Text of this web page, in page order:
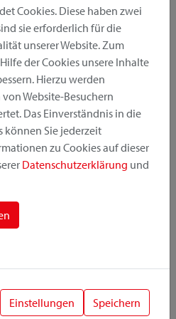
Cookies. Diese haben zwei
sie erforderlich für die
unserer Website. Zum
der Cookies unsere Inhalte
Hierzu werden
Website-Besuchern
Das Einverständnis in die
können Sie jederzeit
zu Cookies auf dieser
Datenschutzerklärung und
Einstellungen Speichern